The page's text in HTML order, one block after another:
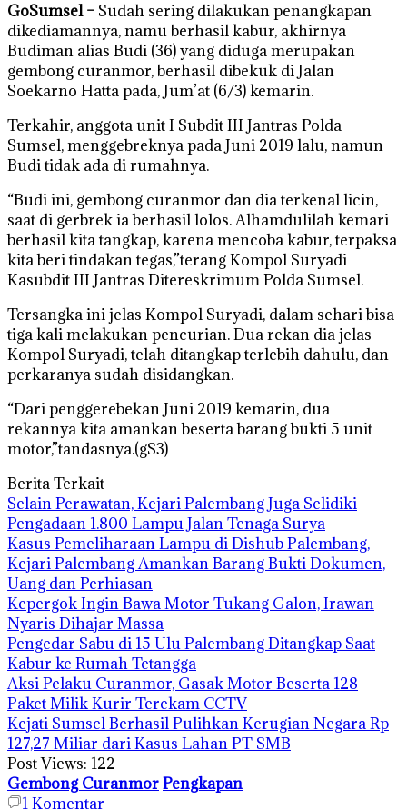
GoSumsel – Sudah sering dilakukan penangkapan
dikediamannya, namu berhasil kabur, akhirnya
Budiman alias Budi (36) yang diduga merupakan
gembong curanmor, berhasil dibekuk di Jalan
Soekarno Hatta pada, Jum’at (6/3) kemarin.
Terkahir, anggota unit I Subdit III Jantras Polda
Sumsel, menggebreknya pada Juni 2019 lalu, namun
Budi tidak ada di rumahnya.
“Budi ini, gembong curanmor dan dia terkenal licin,
saat di gerbrek ia berhasil lolos. Alhamdulilah kemari
berhasil kita tangkap, karena mencoba kabur, terpaksa
kita beri tindakan tegas,”terang Kompol Suryadi
Kasubdit III Jantras Ditereskrimum Polda Sumsel.
Tersangka ini jelas Kompol Suryadi, dalam sehari bisa
tiga kali melakukan pencurian. Dua rekan dia jelas
Kompol Suryadi, telah ditangkap terlebih dahulu, dan
perkaranya sudah disidangkan.
“Dari penggerebekan Juni 2019 kemarin, dua
rekannya kita amankan beserta barang bukti 5 unit
motor,”tandasnya.(gS3)
Berita Terkait
Selain Perawatan, Kejari Palembang Juga Selidiki
Pengadaan 1.800 Lampu Jalan Tenaga Surya
Kasus Pemeliharaan Lampu di Dishub Palembang,
Kejari Palembang Amankan Barang Bukti Dokumen,
Uang dan Perhiasan
Kepergok Ingin Bawa Motor Tukang Galon, Irawan
Nyaris Dihajar Massa
Pengedar Sabu di 15 Ulu Palembang Ditangkap Saat
Kabur ke Rumah Tetangga
Aksi Pelaku Curanmor, Gasak Motor Beserta 128
Paket Milik Kurir Terekam CCTV
Kejati Sumsel Berhasil Pulihkan Kerugian Negara Rp
127,27 Miliar dari Kasus Lahan PT SMB
Post Views: 122
Gembong CuranmorPengkapan
1Komentar